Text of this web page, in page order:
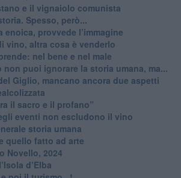
e il vignaiolo comunista
Spesso, però...
enoica, provvede l’immagine
vino, altra cosa è venderlo
nel bene e nel male
puoi ignorare la storia umana, ma...
Giglio, mancano ancora due aspetti
il sacro e il profano”
eventi non escludono il vino
storia umana
quello fatto ad arte
Novello, 2024
d’Elba